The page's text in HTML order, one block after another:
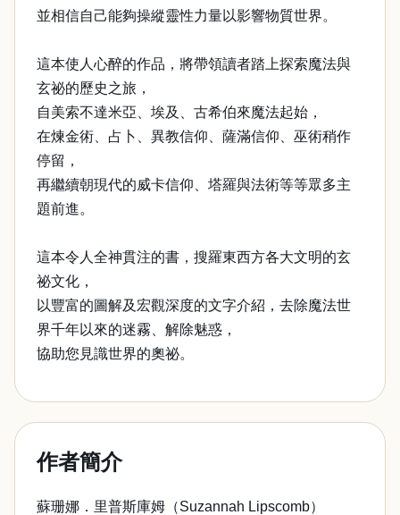
並相信自己能夠操縱靈性力量以影響物質世界。
這本使人心醉的作品，將帶領讀者踏上探索魔法與
玄祕的歷史之旅，
自美索不達米亞、埃及、古希伯來魔法起始，
在煉金術、占卜、異教信仰、薩滿信仰、巫術稍作
停留，
再繼續朝現代的威卡信仰、塔羅與法術等等眾多主
題前進。
這本令人全神貫注的書，搜羅東西方各大文明的玄
祕文化，
以豐富的圖解及宏觀深度的文字介紹，去除魔法世
界千年以來的迷霧、解除魅惑，
協助您見識世界的奧祕。
作者簡介
蘇珊娜．里普斯庫姆（Suzannah Lipscomb）